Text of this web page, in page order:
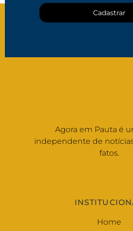
Cadastrar
Agora em Pauta é
independente de
fatos.
Home